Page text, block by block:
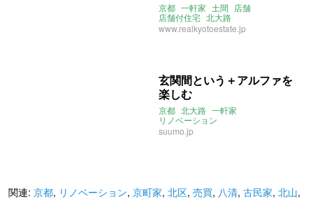
京都 一軒家 土間
店舗
店舗付住宅 北大路
www.realkyotoestate.jp
玄関間という＋アルファを
楽しむ
京都 北大路 一軒家
リノベーション
suumo.jp
関連: 京都, リノベーション, 京町家, 北区, 売買, 八清, 古民家, 北山,